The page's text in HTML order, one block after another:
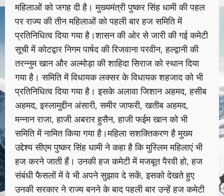
महिलाओं को जगह दी है। मुख्यमंत्री पुष्कर सिंह धामी की पहल
पर राज्य की तीन महिलाओं को पहली बार हज समिति में
प्रतिनिधित्व दिया गया है।शासन की ओर से जारी की गई कमेटी
सूची में कोटद्वार निगम पार्षद की रिजवाना परवीन, हल्द्वानी की
तरन्नुम खान और अल्मोड़ा की शाहिदा सिराज को स्थान दिया
गया है। समिति में विधायक लक्सर के विधायक शहजाद को भी
प्रतिनिधित्व दिया गया है। इसके अलावा जिशान अहमद, हसीब
अहमद, इस्लामुद्दीन अंसारी, समीर जाफरी, खतीब अहमद,
मन्नान राजा, हाजी अबरार हुसैन, हाजी फईम खान को भी
समिति में नामित किया गया है।महिला सशक्तिकरण है मुख्य
उद्देश्य सीएम पुष्कर सिंह धामी ने कहा है कि मुस्लिम महिलाएं भी
हज करने जाती हैं। उनकी हज कमेटी में मजबूत पैरवी हो, हज
संबंधी फैसलों में वे भी अपने सुझाव दे सकें, इसको देखते हुए
उनकी सरकार ने राज्य बनने के बाद पहली बार उन्हें हज कमेटी